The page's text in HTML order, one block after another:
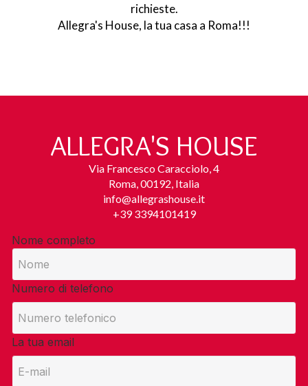
richieste.
Allegra's House, la tua casa a Roma!!!
ALLEGRA'S HOUSE
Via Francesco Caracciolo, 4
Roma, 00192, Italia
info@allegrashouse.it
+39 3394101419
Nome completo
Numero di telefono
La tua email